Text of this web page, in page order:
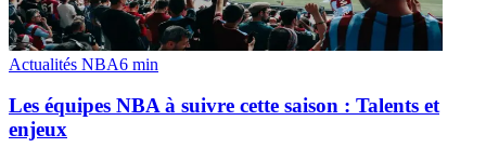
Actualités NBA6 min
Les équipes NBA à suivre cette saison : Talents et
enjeux